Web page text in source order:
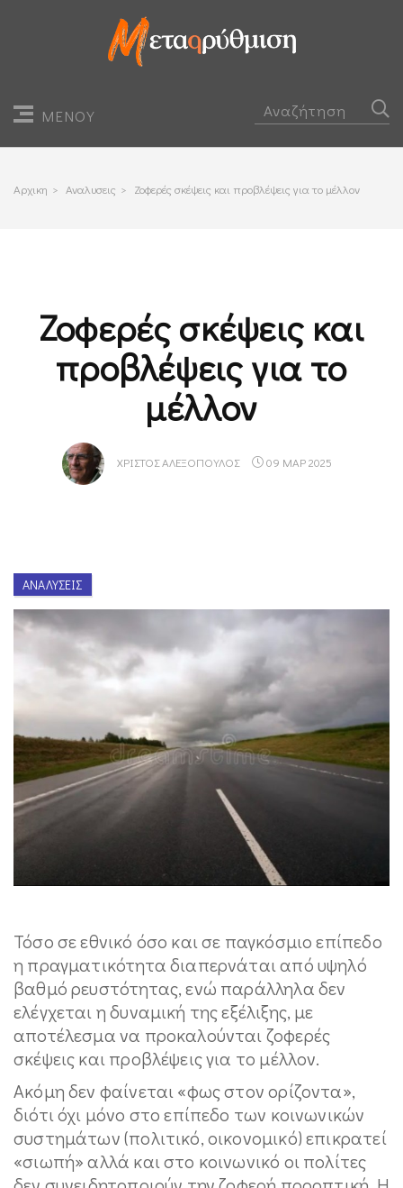
ΜΕΝΟΥ
Αρχικη > Αναλυσεις > Ζοφερές σκέψεις και προβλέψεις για το μέλλον
Ζοφερές σκέψεις και
προβλέψεις για το
μέλλον
ΧΡΊΣΤΟΣ ΑΛΕΞΌΠΟΥΛΟΣ 09 ΜΑΡ 2025
ΑΝΑΛΎΣΕΙΣ
Τόσο σε εθνικό όσο και σε παγκόσμιο επίπεδο
η πραγματικότητα διαπερνάται από υψηλό
βαθμό ρευστότητας, ενώ παράλληλα δεν
ελέγχεται η δυναμική της εξέλιξης, με
αποτέλεσμα να προκαλούνται ζοφερές
σκέψεις και προβλέψεις για το μέλλον.
Ακόμη δεν φαίνεται «φως στον ορίζοντα»,
διότι όχι μόνο στο επίπεδο των κοινωνικών
συστημάτων (πολιτικό, οικονομικό) επικρατεί
«σιωπή» αλλά και στο κοινωνικό οι πολίτες